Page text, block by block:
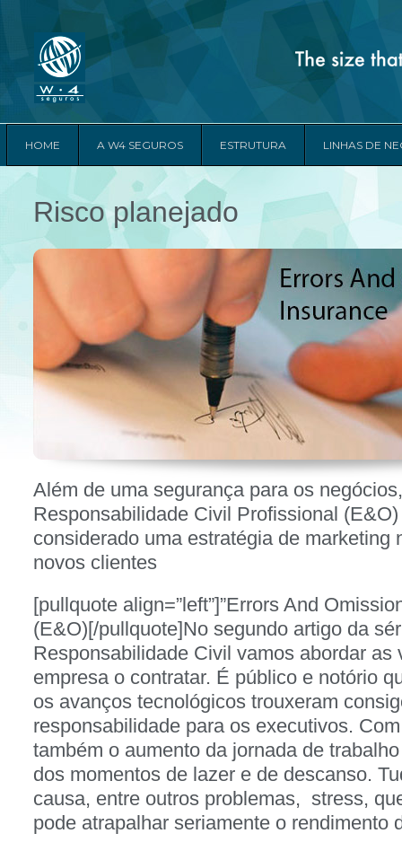
HOME A W4 SEGUROS ESTRUTURA LINHAS DE
Risco planejado
Além de uma segurança para os
Responsabilidade Civil Profissional
considerado uma estratégia de marketing
novos clientes
[pullquote align=”left”]”Errors And
(E&O)[/pullquote]No segundo artigo da
Responsabilidade Civil vamos abordar as
empresa o contratar. É público e notório
os avanços tecnológicos trouxeram
responsabilidade para os executivos.
também o aumento da jornada de
dos momentos de lazer e de descanso.
causa, entre outros problemas, stress,
pode atrapalhar seriamente o rendimento